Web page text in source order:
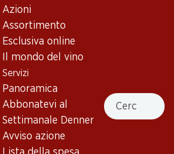
Azioni
Assortimento
Esclusiva online
Il mondo del vino
Servizi
Panoramica
Abbonatevi al
Settimanale Denner
Avviso azione
Cercare
Côtes
Bottiglia: 12.95
Studio by Miraval Rosé
Méditerranée IGP
2025